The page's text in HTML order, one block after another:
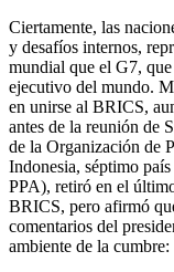
Ciertamente, las
y desafíos internos,
mundial que el G7,
ejecutivo del mundo.
en unirse al BRICS,
antes de la reunión de
de la Organización de
Indonesia, séptimo
PPA), retiró en el
BRICS, pero afirmó
comentarios del
ambiente de la cumbre: